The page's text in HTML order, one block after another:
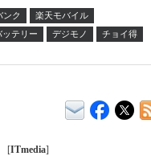
ンク
楽天モバイル
ッテリー デジモノ
チョイ得
[ITmedia]